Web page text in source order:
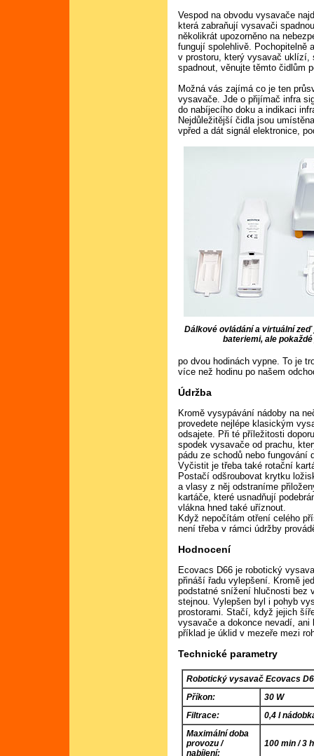
Vespod na obvodu vysavače
která zabraňují vysavači
několikrát upozorněno na
fungují spolehlivě. Pochopitelně
v prostoru, který vysavač uklízí,
spadnout, věnujte těmto čidlům
Možná vás zajímá co je ten
vysavače. Jde o přijímač infra
do nabíjecího doku a indikaci
Nejdůležitější čidla jsou
vpřed a dát signál elektronice,
Dálkové ovládání a virtuální
bateriemi, ale
po dvou hodinách vypne. To je
více než hodinu po našem
Údržba
Kromě vysypávání nádoby na
provedete nejlépe klasickým
odsajete. Při té příležitosti
spodek vysavače od prachu,
pádu ze schodů nebo
Vyčistit je třeba také rotační
Postačí odšroubovat krytku
a vlasy z něj odstraníme
kartáče, které usnadňují
vlákna hned také uříznout.
Když nepočítám otření celého
není třeba v rámci údržby
Hodnocení
Ecovacs D66 je robotický
přináší řadu vylepšení. Kromě
podstatné snížení hlučnosti bez
stejnou. Vylepšen byl i pohyb
prostorami. Stačí, když jejich
vysavače a dokonce nevadí,
příklad je úklid v mezeře mezi
Technické parametry
Robotický vysavač Ecovacs
Příkon:
30 W
Filtrace:
0,4 l
Maximální doba
provozu /
nabíjení:
100 min / 3